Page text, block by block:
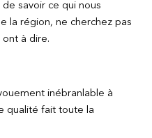
savoir ce qui nous
la région, ne cherchez pas
ont à dire.
inébranlable à
qualité fait toute la